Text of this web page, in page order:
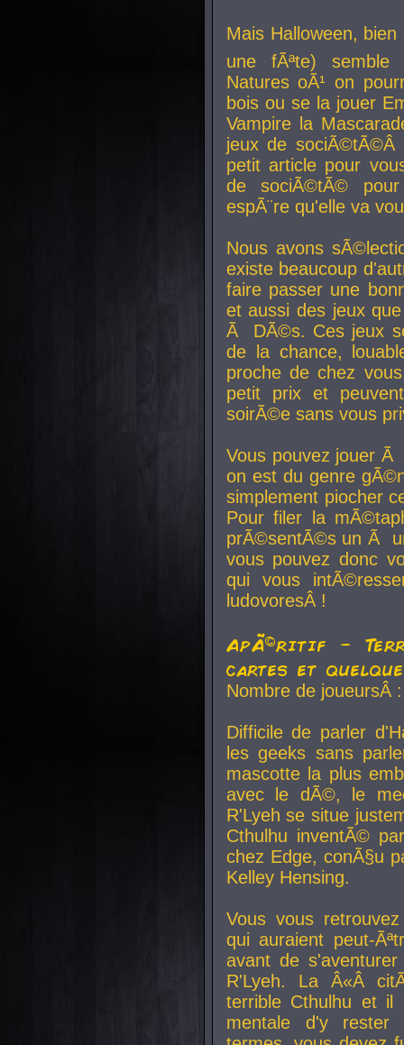
Mais Halloween, bien
une fÃªte) semble
Natures oÃ¹ on
bois ou se la jouer
Vampire la
jeux de
petit article pour
de sociÃ©tÃ©
espÃ¨re qu'elle va
Nous avons
existe beaucoup
faire passer une
et aussi des jeux
Ã DÃ©s. Ces jeux
de la chance,
proche de chez
petit prix et
soirÃ©e sans vous
Vous pouvez jouer
on est du genre
simplement piocher
Pour filer la
prÃ©sentÃ©s un Ã
vous pouvez donc
qui vous
ludovoresÂ !
ApÃ©ritif -
cartes et
Nombre de
Difficile de parler
les geeks sans
mascotte la plus
avec le dÃ©, le
R'Lyeh se situe
Cthulhu inventÃ©
chez Edge, conÃ§u
Kelley Hensing.
Vous vous
qui auraient peut-
avant de
R'Lyeh. La Â«Â
terrible Cthulhu et
mentale d'y rester